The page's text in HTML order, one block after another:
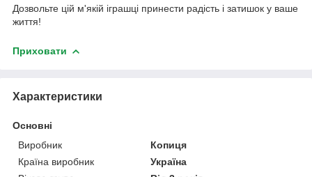
Дозвольте цій м'якій іграшці принести радість і затишок у ваше
життя!
Приховати
Характеристики
Основні
Виробник
Копиця
Країна виробник
Україна